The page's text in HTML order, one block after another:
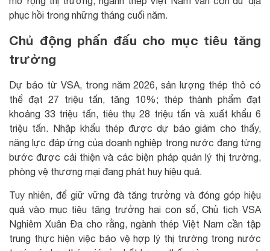
phục hồi trong những tháng cuối năm.
Chủ động phấn đấu cho mục tiêu tăng
trưởng
Dự báo từ VSA, trong năm 2026, sản lượng thép thô có
thể đạt 27 triệu tấn, tăng 10%; thép thành phẩm đạt
khoảng 33 triệu tấn, tiêu thụ 28 triệu tấn và xuất khẩu 6
triệu tấn. Nhập khẩu thép được dự báo giảm cho thấy,
năng lực đáp ứng của doanh nghiệp trong nước đang từng
bước được cải thiện và các biện pháp quản lý thị trường,
phòng vệ thương mại đang phát huy hiệu quả.
Tuy nhiên, để giữ vững đà tăng trưởng và đóng góp hiệu
quả vào mục tiêu tăng trưởng hai con số, Chủ tịch VSA
Nghiêm Xuân Đa cho rằng, ngành thép Việt Nam cần tập
trung thực hiện việc bảo vệ hợp lý thị trường trong nước